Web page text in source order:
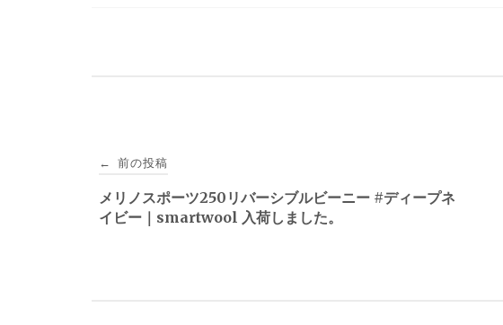
稿
ナ
← 前の投稿
メリノスポーツ250リバーシブルビーニー #ディープネ
イビー｜smartwool 入荷しました。